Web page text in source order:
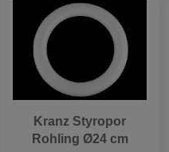
Kranz Styropor
Rohling Ø24 cm